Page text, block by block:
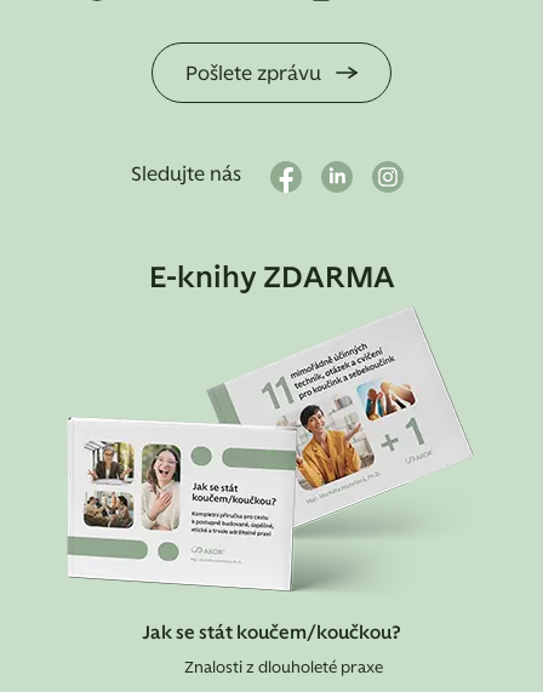
Pošlete zprávu
Sledujte nás
E-knihy ZDARMA
Jak se stát koučem/koučkou?
Znalosti z dlouholeté praxe